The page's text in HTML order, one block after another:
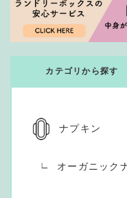
カテゴリから探す
ナプキン
オーガニック